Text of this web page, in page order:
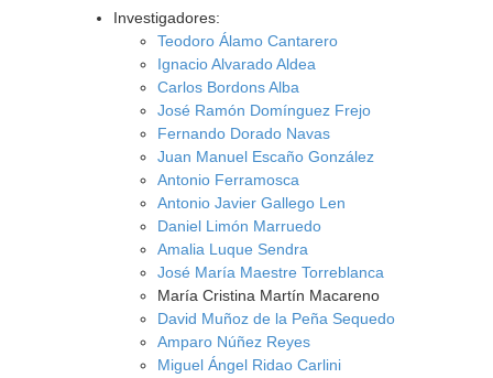
Investigadores:
Teodoro Álamo Cantarero
Ignacio Alvarado Aldea
Carlos Bordons Alba
José Ramón Domínguez Frejo
Fernando Dorado Navas
Juan Manuel Escaño González
Antonio Ferramosca
Antonio Javier Gallego Len
Daniel Limón Marruedo
Amalia Luque Sendra
José María Maestre Torreblanca
María Cristina Martín Macareno
David Muñoz de la Peña Sequedo
Amparo Núñez Reyes
Miguel Ángel Ridao Carlini